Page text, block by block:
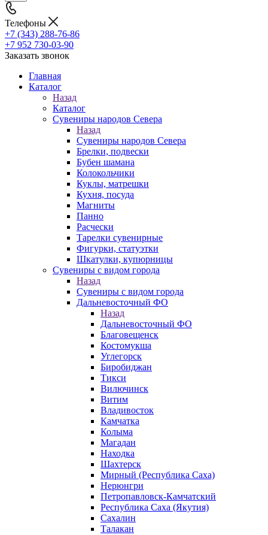
Телефоны
+7 (343) 288-76-86
+7 952 730-03-90
Заказать звонок
Главная
Каталог
Назад
Каталог
Сувениры народов Севера
Назад
Сувениры народов Севера
Брелки, подвески
Бубен шамана
Колокольчики
Куклы, матрешки
Кухня, посуда
Магниты
Панно
Расчески
Тарелки сувенирные
Фигурки, статуэтки
Шкатулки, купюрницы
Сувениры с видом города
Назад
Сувениры с видом города
Дальневосточный ФО
Назад
Дальневосточный ФО
Благовещенск
Костомукша
Углегорск
Биробиджан
Тикси
Вилючинск
Витим
Владивосток
Камчатка
Колыма
Магадан
Находка
Шахтерск
Мирный (Республика Саха)
Нерюнгри
Петропавловск-Камчатский
Республика Саха (Якутия)
Сахалин
Талакан